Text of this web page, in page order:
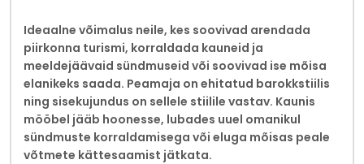
Ideaalne võimalus neile, kes soovivad arendada
piirkonna turismi, korraldada kauneid ja
meeldejäävaid sündmuseid või soovivad ise mõisa
elanikeks saada. Peamaja on ehitatud barokkstiilis
ning sisekujundus on sellele stiilile vastav. Kaunis
mööbel jääb hoonesse, lubades uuel omanikul
sündmuste korraldamisega või eluga mõisas peale
võtmete kättesaamist jätkata.